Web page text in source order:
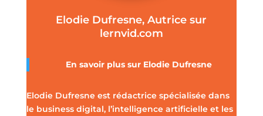
Elodie Dufresne, Autrice sur
lernvid.com
En savoir plus sur Elodie Dufresne
Elodie Dufresne est rédactrice spécialisée dans
le business digital, l’intelligence artificielle et les